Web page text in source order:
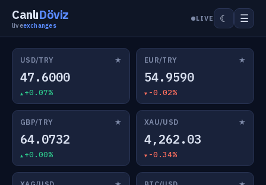
CanlıDöviz
liveexchanges
LIVE ☾ ☰
USD/TRY ★
47.6000
+0.07%
EUR/TRY ★
54.9590
-0.02%
GBP/TRY ★
64.0732
+0.00%
XAU/USD ★
4,262.03
-0.34%